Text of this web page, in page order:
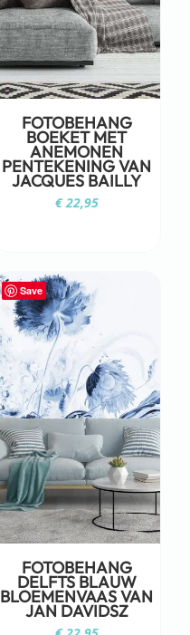
FOTOBEHANG
BOEKET MET
ANEMONEN
PENTEKENING VAN
JACQUES BAILLY
€22,95
Save
FOTOBEHANG
DELFTS BLAUW
BLOEMENVAAS VAN
JAN DAVIDSZ